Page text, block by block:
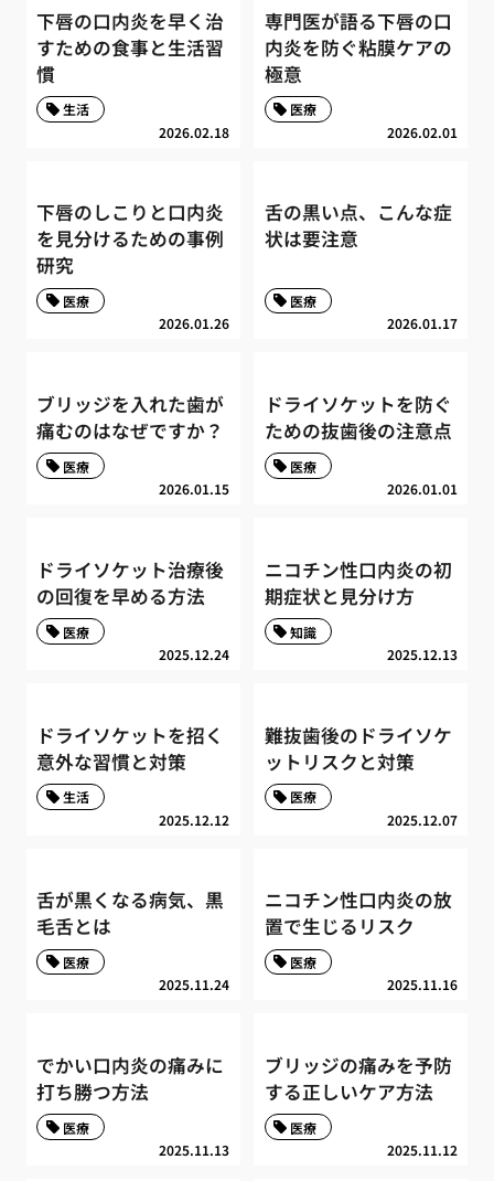
下唇の口内炎を早く治
すための食事と生活習
慣
2026.02.18
生活
専門医が語る下唇の口
内炎を防ぐ粘膜ケアの
極意
2026.02.01
医療
下唇のしこりと口内炎
を見分けるための事例
研究
2026.01.26
医療
舌の黒い点、こんな症
状は要注意
2026.01.17
医療
ブリッジを入れた歯が
痛むのはなぜですか？
2026.01.15
医療
ドライソケットを防ぐ
ための抜歯後の注意点
2026.01.01
医療
ドライソケット治療後
の回復を早める方法
2025.12.24
医療
ニコチン性口内炎の初
期症状と見分け方
2025.12.13
知識
ドライソケットを招く
意外な習慣と対策
2025.12.12
生活
難抜歯後のドライソケ
ットリスクと対策
2025.12.07
医療
舌が黒くなる病気、黒
毛舌とは
2025.11.24
医療
ニコチン性口内炎の放
置で生じるリスク
2025.11.16
医療
でかい口内炎の痛みに
打ち勝つ方法
2025.11.13
医療
ブリッジの痛みを予防
する正しいケア方法
2025.11.12
医療